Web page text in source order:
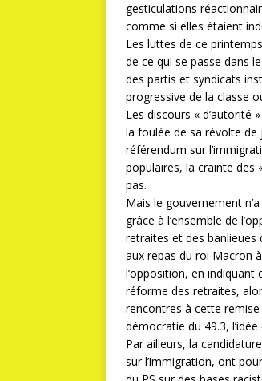
gesticulations
comme si elles étaient
Les luttes de ce
de ce qui se passe dans
des partis et syndicats
progressive de la classe
Les discours « d’autorité
la foulée de sa révolte de
référendum sur
populaires, la crainte des
pas.
Mais le gouvernement
grâce à l’ensemble de
retraites et des banlieues
aux repas du roi Macron
l’opposition, en indiquant
réforme des retraites,
rencontres à cette
démocratie du 49.3,
Par ailleurs, la
sur l’immigration, ont